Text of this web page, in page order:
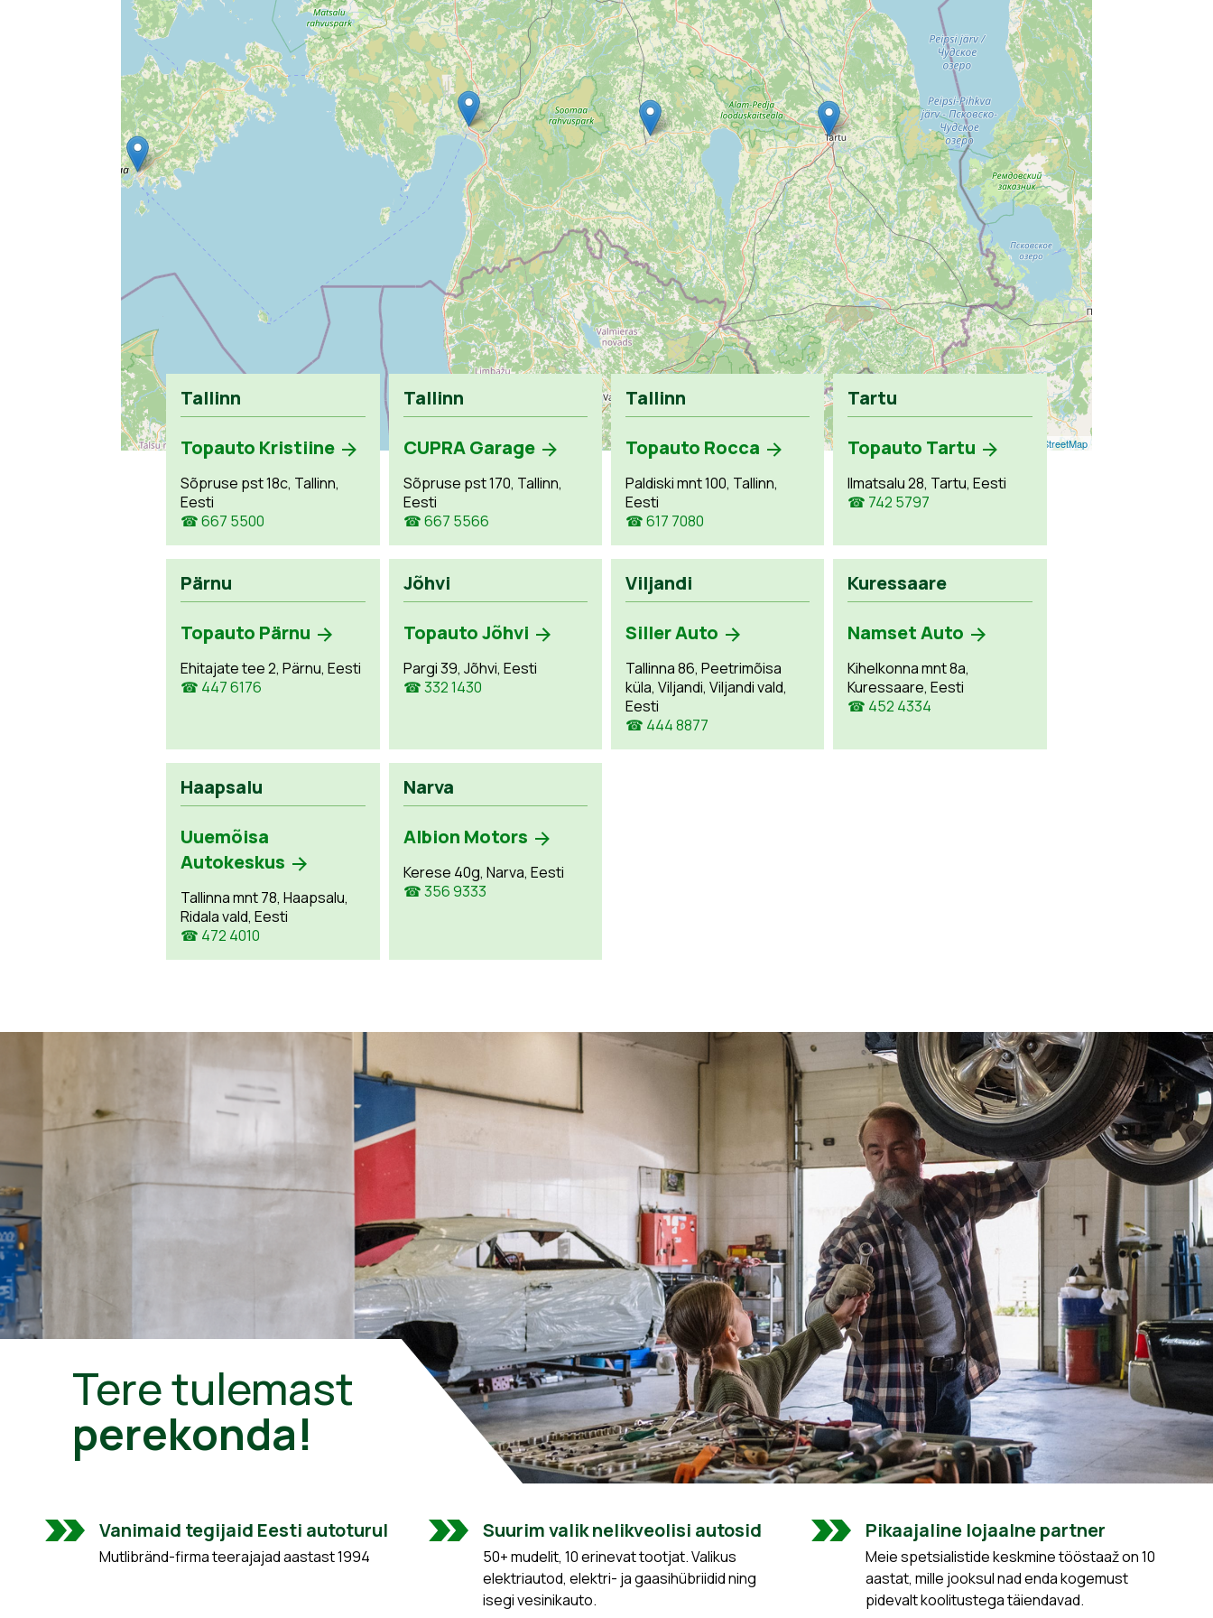
Leaflet OpenStreetMap
Tallinn
Topauto Kristiine
Sõpruse pst 18c, Tallinn,
Eesti
☎ 667 5500
Tallinn
CUPRA Garage
Sõpruse pst 170, Tallinn,
Eesti
☎ 667 5566
Tallinn
Topauto Rocca
Paldiski mnt 100, Tallinn,
Eesti
☎ 617 7080
Tartu
Topauto Tartu
Ilmatsalu 28, Tartu, Eesti
☎ 742 5797
Pärnu
Topauto Pärnu
Ehitajate tee 2, Pärnu, Eesti
☎ 447 6176
Jõhvi
Topauto Jõhvi
Pargi 39, Jõhvi, Eesti
☎ 332 1430
Viljandi
Siller Auto
Tallinna 86, Peetrimõisa
küla, Viljandi, Viljandi vald,
Eesti
☎ 444 8877
Kuressaare
Namset Auto
Kihelkonna mnt 8a,
Kuressaare, Eesti
☎ 452 4334
Haapsalu
Uuemõisa
Autokeskus
Tallinna mnt 78, Haapsalu,
Ridala vald, Eesti
☎ 472 4010
Narva
Albion Motors
Kerese 40g, Narva, Eesti
☎ 356 9333
Tere tulemast
perekonda!
Vanimaid tegijaid Eesti autoturul
Mutlibränd-firma teerajajad aastast 1994
Suurim valik nelikveolisi autosid
50+ mudelit, 10 erinevat tootjat. Valikus
elektriautod, elektri- ja gaasihübriidid ning
isegi vesinikauto.
Pikaajaline lojaalne partner
Meie spetsialistide keskmine tööstaaž on 10
aastat, mille jooksul nad enda kogemust
pidevalt koolitustega täiendavad.